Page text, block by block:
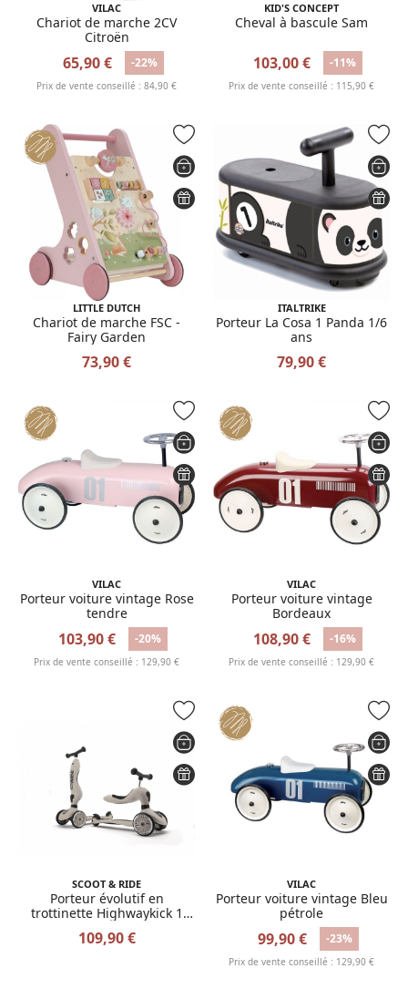
VILAC
Chariot de marche 2CV
Citroën
65,90 € -22%
Prix de vente conseillé : 84,90 €
KID'S CONCEPT
Cheval à bascule Sam
103,00 € -11%
Prix de vente conseillé : 115,90 €
LITTLE DUTCH
Chariot de marche FSC -
Fairy Garden
73,90 €
ITALTRIKE
Porteur La Cosa 1 Panda 1/6
ans
79,90 €
VILAC
Porteur voiture vintage Rose
tendre
103,90 € -20%
Prix de vente conseillé : 129,90 €
VILAC
Porteur voiture vintage
Bordeaux
108,90 € -16%
Prix de vente conseillé : 129,90 €
SCOOT & RIDE
Porteur évolutif en
trottinette Highwaykick 1
109,90 €
VILAC
Porteur voiture vintage Bleu
pétrole
99,90 € -23%
Prix de vente conseillé : 129,90 €